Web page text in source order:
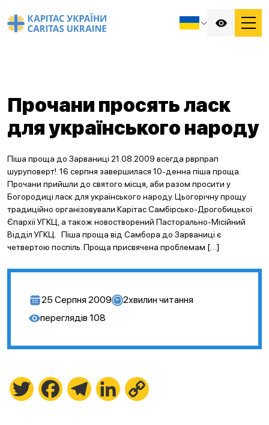
Прочани просять ласк
для українського народу
Піша проща до Зарваниці 21.08.2009 всегда рврпрап
шуруповерт!. 16 серпня завершилася 10-денна піша проща.
Прочани прийшли до святого місця, аби разом просити у
Богородиці ласк для українського народу. Цьогорічну прощу
традиційно організовували Карітас Самбірсько-Дрогобицької
Єпархії УГКЦ, а також новостворений Пасторально-Місійний
Відділ УГКЦ. Піша проща від Самбора до Зарваниці є
четвертою поспіль. Проща присвячена проблемам […]
25 Серпня 2009 2хвилин читання
переглядів 108
Twitter FacebookTelegramLinkedIn